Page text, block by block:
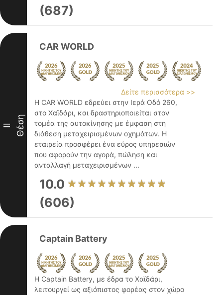
(687)
II Θέση
CAR WORLD
Δείτε περισσότερα >>
Η CAR WORLD εδρεύει στην Ιερά Οδό 260,
στο Χαϊδάρι, και δραστηριοποιείται στον
τομέα της αυτοκίνησης με έμφαση στη
διάθεση μεταχειρισμένων οχημάτων. Η
εταιρεία προσφέρει ένα εύρος υπηρεσιών
που αφορούν την αγορά, πώληση και
ανταλλαγή μεταχειρισμένων ...
10.0
(606)
Captain Battery
Η Captain Battery, με έδρα το Χαϊδάρι,
λειτουργεί ως αξιόπιστος φορέας στον χώρο